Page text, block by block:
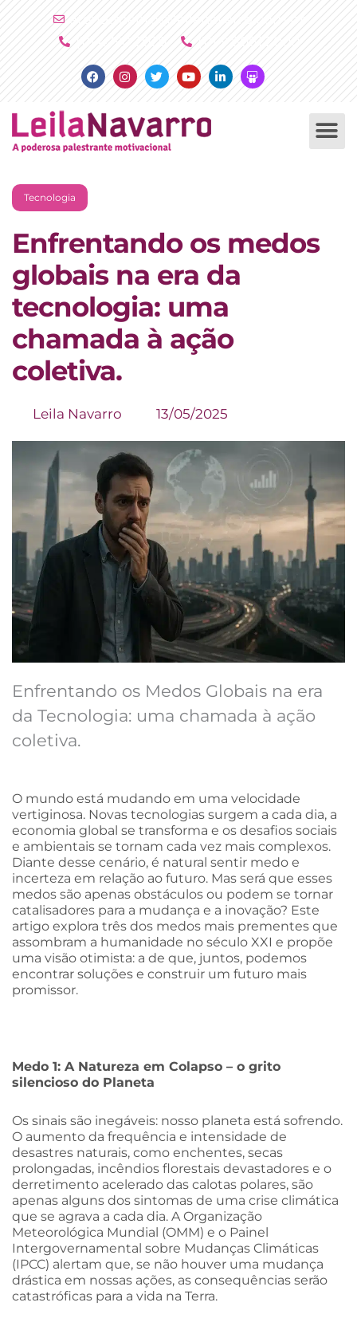
FacebookInstagramTwitterYoutubeLinkedinSlideshare
Tecnologia
Enfrentando os medos
globais na era da
tecnologia: uma
chamada à ação
coletiva.
Leila Navarro 13/05/2025
Enfrentando os Medos Globais na era
da Tecnologia: uma chamada à ação
coletiva.
O mundo está mudando em uma velocidade
vertiginosa. Novas tecnologias surgem a cada dia, a
economia global se transforma e os desafios sociais
e ambientais se tornam cada vez mais complexos.
Diante desse cenário, é natural sentir medo e
incerteza em relação ao futuro. Mas será que esses
medos são apenas obstáculos ou podem se tornar
catalisadores para a mudança e a inovação? Este
artigo explora três dos medos mais prementes que
assombram a humanidade no século XXI e propõe
uma visão otimista: a de que, juntos, podemos
encontrar soluções e construir um futuro mais
promissor.
Medo 1: A Natureza em Colapso – o grito
silencioso do Planeta
Os sinais são inegáveis: nosso planeta está sofrendo.
O aumento da frequência e intensidade de
desastres naturais, como enchentes, secas
prolongadas, incêndios florestais devastadores e o
derretimento acelerado das calotas polares, são
apenas alguns dos sintomas de uma crise climática
que se agrava a cada dia. A Organização
Meteorológica Mundial (OMM) e o Painel
Intergovernamental sobre Mudanças Climáticas
(IPCC) alertam que, se não houver uma mudança
drástica em nossas ações, as consequências serão
catastróficas para a vida na Terra.